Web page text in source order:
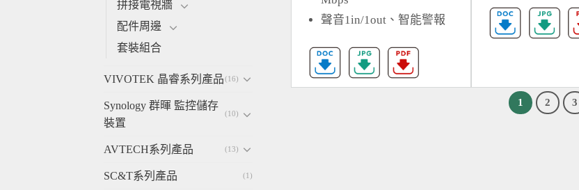
拼接電視牆
配件周邊
套裝組合
VIVOTEK 晶睿系列產品(16)
Synology 群暉 監控儲存
裝置
(10)
AVTECH系列產品 (13)
SC&T系列產品 (1)
聲音1in/1out、智能警報
1 2 3